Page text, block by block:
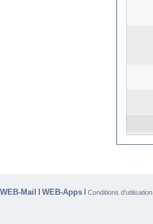
WEB-Mail | WEB-Apps | Conditions d’utilisation